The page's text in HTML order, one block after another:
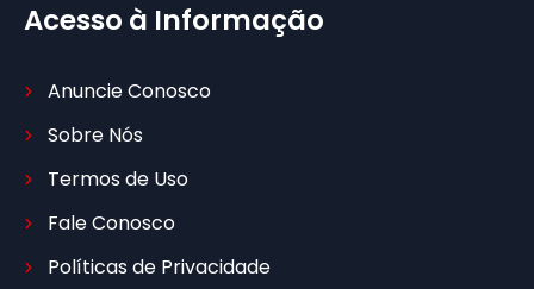
Acesso à Informação
Anuncie Conosco
Sobre Nós
Termos de Uso
Fale Conosco
Políticas de Privacidade